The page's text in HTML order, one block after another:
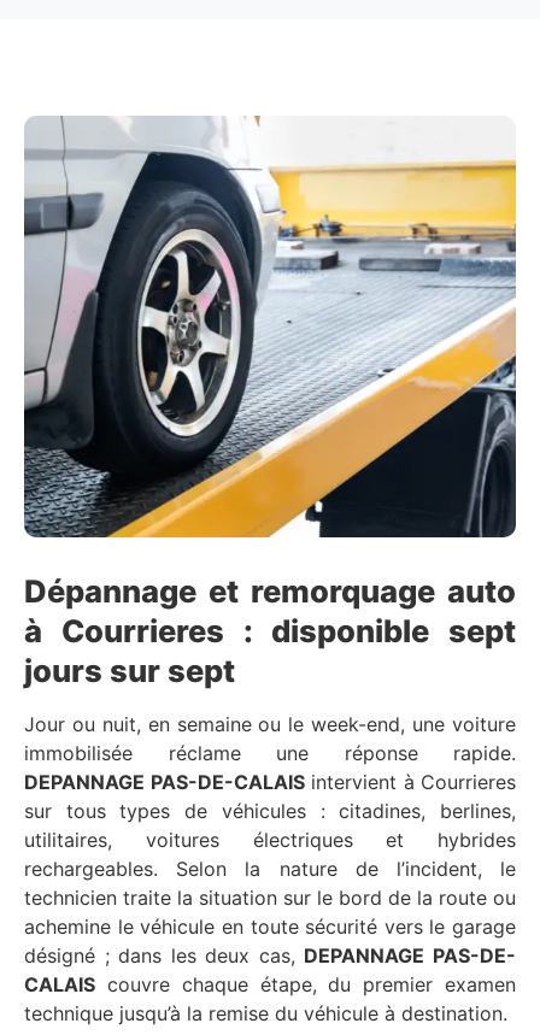
Dépannage et remorquage auto
à Courrieres : disponible sept
jours sur sept
Jour ou nuit, en semaine ou le week-end, une voiture
immobilisée réclame une réponse rapide.
DEPANNAGE PAS-DE-CALAISintervient à Courrieres
sur tous types de véhicules : citadines, berlines,
utilitaires, voitures électriques et hybrides
rechargeables. Selon la nature de l’incident, le
technicien traite la situation sur le bord de la route ou
achemine le véhicule en toute sécurité vers le garage
désigné ; dans les deux cas, DEPANNAGE PAS-DE-
CALAIS couvre chaque étape, du premier examen
technique jusqu’à la remise du véhicule à destination.